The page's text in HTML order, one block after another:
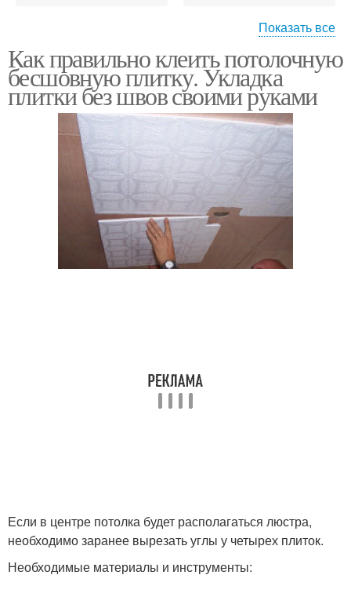
Плитка на шпаклевку
потолок
Ламинат для кухни Ламинат на кухне
Керамическая плитка Ламинат на кухню
Показать все
Как правильно клеить потолочную
бесшовную плитку. Укладка
плитки без швов своими руками
Если в центре потолка будет располагаться люстра,
необходимо заранее вырезать углы у четырех плиток.
Необходимые материалы и инструменты: